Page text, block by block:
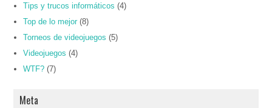
Tips y trucos informáticos (4)
Top de lo mejor (8)
Torneos de videojuegos (5)
Videojuegos (4)
WTF? (7)
Meta